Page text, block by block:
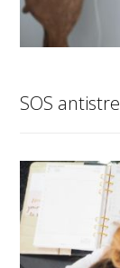
SOS